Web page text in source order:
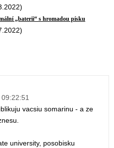
„baterii“ s hromadou písku
vacsiu somarinu - a ze
university, posobisku